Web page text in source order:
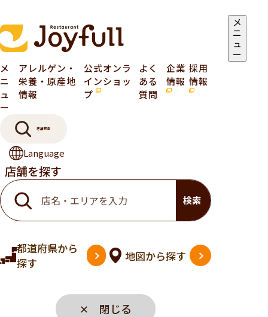
メ
ニ
ュ
ー
メ
ニ
ュ
ー
アレルゲン・
栄養・原産地
情報
公式オンラ
インショッ
プ
よく
ある
質問
企業
情報
採用
情報
店舗検索
Language
店舗を探す
検索
都道府県から
探す
地図から探す
✕ 閉じる